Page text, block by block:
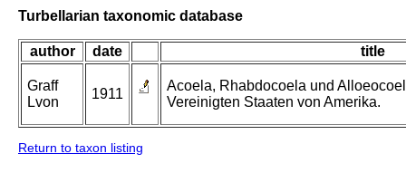
Turbellarian taxonomic database
author date title
Graff
Lvon
1911
Acoela, Rhabdocoela und
Vereinigten Staaten von Amerika.
Return to taxon listing